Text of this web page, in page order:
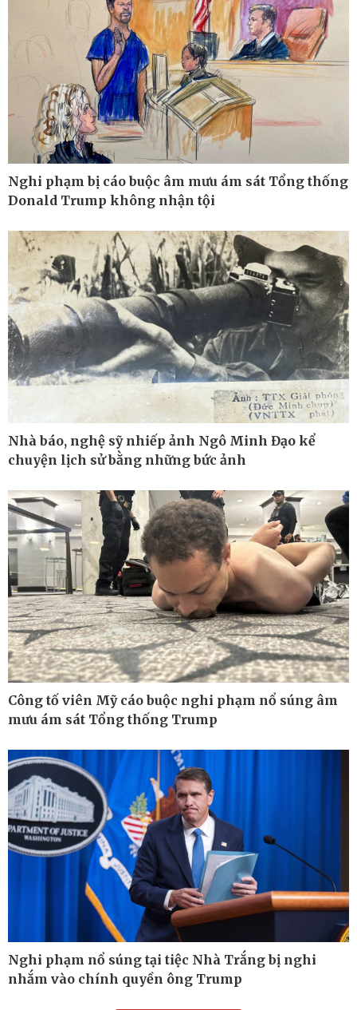
Ô tô
Xe máy
Tư vấn
Thông tin doanh nghiệp
Doanh nghiệp 24h
Doanh nhân
Vì cộng đồng
Công nghệ
Sành điệu
Tin Công nghệ
Trải nghiệm
Chuyển đổi số
Sức khỏe
Dinh dưỡng - món ngon
Cây thuốc
Sản phụ khoa
Nhi khoa
Làm đẹp - giảm cân
Phòng mạch online
Ăn sạch sống khỏe
Nghi phạm bị cáo buộc âm mưu ám sát Tổng thống
Donald Trump không nhận tội
Nhà báo, nghệ sỹ nhiếp ảnh Ngô Minh Đạo kể
chuyện lịch sử bằng những bức ảnh
Công tố viên Mỹ cáo buộc nghi phạm nổ súng âm
mưu ám sát Tổng thống Trump
Nghi phạm nổ súng tại tiệc Nhà Trắng bị nghi
nhắm vào chính quyền ông Trump